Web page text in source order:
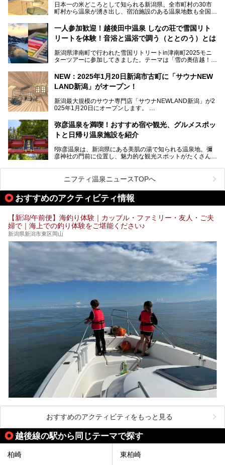
めに訪れたい、新潟県内にあるスキー場そばの温泉地をまと
めました。
日本一の米どころとして知られる新潟県。全市町村の30市
町村から温泉が湧き出し、宿泊施設のある温泉地数も全国有
温泉が利用ができる宿泊施設も多く、スーパー銭湯も多彩な
サービスを提供する施設がいろいろ。
観光やレジャーに温泉を組み合わせれば、旅はさらに充実し
します。
一人参加歓迎！越後田中温泉 しなの荘で雪国リト
リートを体験！音浴と温浴で調う（ととのう）とは
新潟県津南町で行われた雪国リトリートin津南町2025モニ
ターツアーに参加してきました。テーマは「雪の奥信越！音
温泉ライターとして「温浴」は頻繁に体験していますが、
「音浴」とは果たしてどんな体験なのでしょう？とても気に
なお、宿泊した温泉は日帰り入浴もできる秘湯「越後田中温
泉 しなの荘」です。こちらについても詳しく紹介します。
提供元：一般社団法人 雪国観光舎【PR】
す。
NEW：2025年1月20日新潟市古町に「サウナNEW
LAND新潟」がオープン！
新潟最大規模のサウナ専門店「サウナNEWLAND新潟」が2
025年1月20日にオープンします。
街に再び笑顔と賑わいを取り戻し、新たなランドマークとし
て地域活性化を目指します。
サウナ室のテーマは「海賊船」‥⁉ ユニークなサウナ室を
弥彦温泉を満喫！おすすめ宿や観光、グルメスポッ
トと日帰り温泉施設を紹介
f弥彦温泉は、新潟県にある美肌の湯で知られる温泉地。彌
彦神社の門前に位置し、魅力的な観光スポットがたくさんあ
この記事では、弥彦温泉の宿泊に最適なおすすめ宿や、日帰
り施設、グルメスポット、弥彦の自然を堪能できる観光スポ
ットをご紹介します。初めての弥彦温泉旅行を計画している
方に向けて、弥彦温泉の魅力を存分にお伝えしますので、ぜ
ひ参考にしてみてくださいね！
ニフティ温泉ニュースTOPへ
おすすめのアクティビティ情報
【新潟/午前便】海釣り体験｜カップル・ファミリー・友人・ご夫
婦で｜海上での釣り体験をご堪能ください♪
新潟県新潟市東区岡山
おすすめのアクティビティをもっと見る
越後線の駅から同じテーマで探す
柏崎 東柏崎